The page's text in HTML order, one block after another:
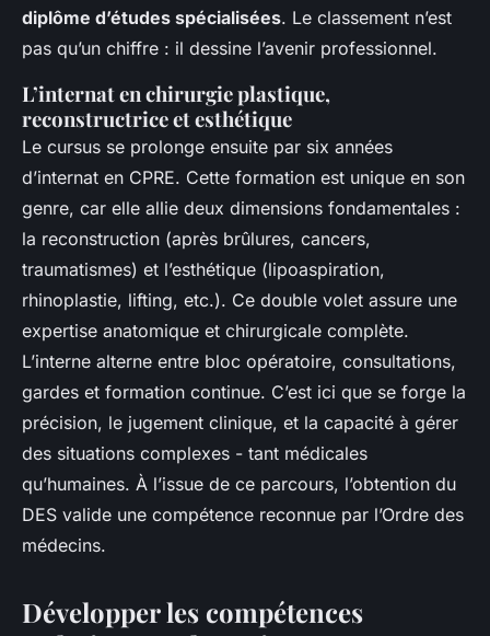
diplôme d’études spécialisées. Le classement n’est
pas qu’un chiffre : il dessine l’avenir professionnel.
L’internat en chirurgie plastique,
reconstructrice et esthétique
Le cursus se prolonge ensuite par six années
d’internat en CPRE. Cette formation est unique en son
genre, car elle allie deux dimensions fondamentales :
la reconstruction (après brûlures, cancers,
traumatismes) et l’esthétique (lipoaspiration,
rhinoplastie, lifting, etc.). Ce double volet assure une
expertise anatomique et chirurgicale complète.
L’interne alterne entre bloc opératoire, consultations,
gardes et formation continue. C’est ici que se forge la
précision, le jugement clinique, et la capacité à gérer
des situations complexes - tant médicales
qu’humaines. À l’issue de ce parcours, l’obtention du
DES valide une compétence reconnue par l’Ordre des
médecins.
Développer les compétences